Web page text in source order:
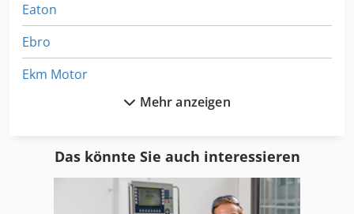
Eaton
Ebro
Ekm Motor
Elektrogetriebemotor
Elektromotor 380V 4Kw
Mehr anzeigen
Das könnte Sie auch interessieren